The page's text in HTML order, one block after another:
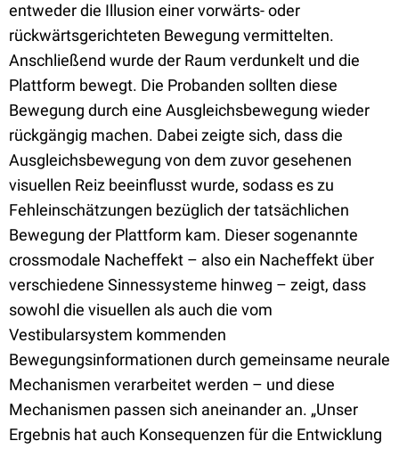
entweder die Illusion einer vorwärts- oder
rückwärtsgerichteten Bewegung vermittelten.
Anschließend wurde der Raum verdunkelt und die
Plattform bewegt. Die Probanden sollten diese
Bewegung durch eine Ausgleichsbewegung wieder
rückgängig machen. Dabei zeigte sich, dass die
Ausgleichsbewegung von dem zuvor gesehenen
visuellen Reiz beeinflusst wurde, sodass es zu
Fehleinschätzungen bezüglich der tatsächlichen
Bewegung der Plattform kam. Dieser sogenannte
crossmodale Nacheffekt – also ein Nacheffekt über
verschiedene Sinnessysteme hinweg – zeigt, dass
sowohl die visuellen als auch die vom
Vestibularsystem kommenden
Bewegungsinformationen durch gemeinsame neurale
Mechanismen verarbeitet werden – und diese
Mechanismen passen sich aneinander an. „Unser
Ergebnis hat auch Konsequenzen für die Entwicklung